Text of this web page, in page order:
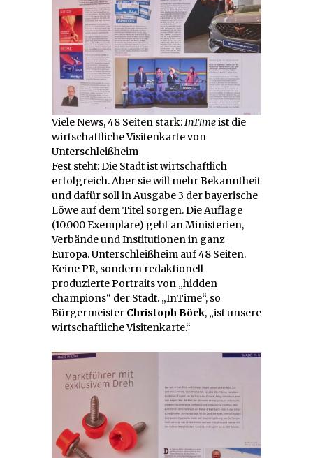
Viele News, 48 Seiten stark:InTimeist die
wirtschaftliche Visitenkarte von
Unterschleißheim
Fest steht: Die Stadt ist wirtschaftlich
erfolgreich. Aber sie will mehr Bekanntheit
und dafür soll in Ausgabe 3 der bayerische
Löwe auf dem Titel sorgen. Die Auflage
(10.000 Exemplare) geht an Ministerien,
Verbände und Institutionen in ganz
Europa. Unterschleißheim auf 48 Seiten.
Keine PR, sondern redaktionell
produzierte Portraits von „hidden
champions“ der Stadt. „InTime“, so
Bürgermeister Christoph Böck, „ist unsere
wirtschaftliche Visitenkarte.“